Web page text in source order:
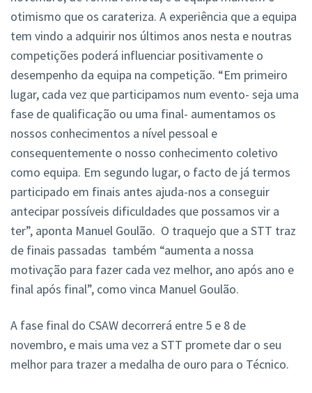
otimismo que os carateriza. A experiência que a equipa
tem vindo a adquirir nos últimos anos nesta e noutras
competições poderá influenciar positivamente o
desempenho da equipa na competição. “Em primeiro
lugar, cada vez que participamos num evento- seja uma
fase de qualificação ou uma final- aumentamos os
nossos conhecimentos a nível pessoal e
consequentemente o nosso conhecimento coletivo
como equipa. Em segundo lugar, o facto de já termos
participado em finais antes ajuda-nos a conseguir
antecipar possíveis dificuldades que possamos vir a
ter”, aponta Manuel Goulão. O traquejo que a STT traz
de finais passadas também “aumenta a nossa
motivação para fazer cada vez melhor, ano após ano e
final após final”, como vinca Manuel Goulão.
A fase final do CSAW decorrerá entre 5 e 8 de
novembro, e mais uma vez a STT promete dar o seu
melhor para trazer a medalha de ouro para o Técnico.